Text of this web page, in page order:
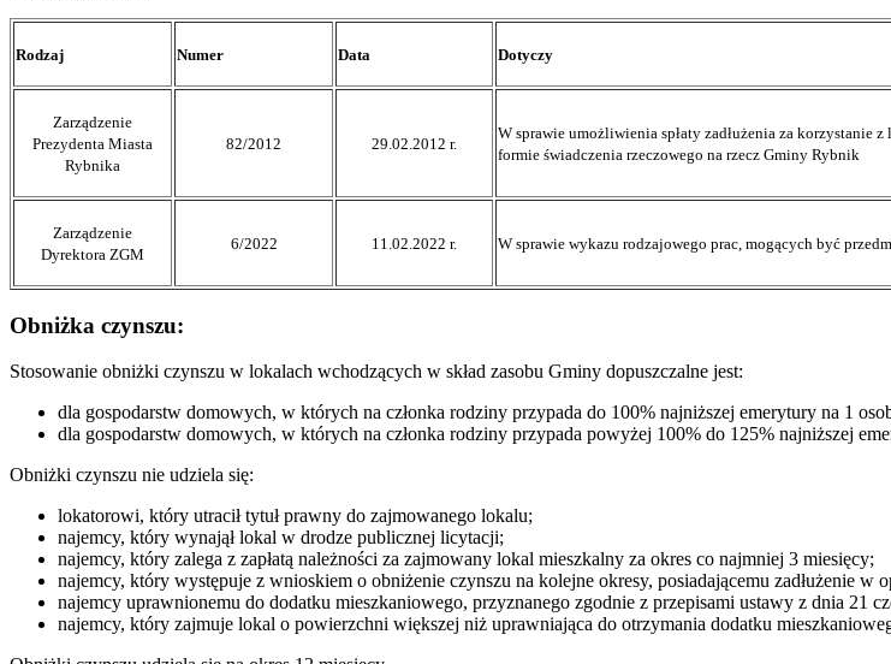
Rodzaj Numer Data Dotyczy
Zarządzenie
Prezydenta Miasta
Rybnika
82/2012 29.02.2012 r.
W sprawie umożliwienia spłaty zadłużenia za
formie świadczenia rzeczowego na rzecz Gminy Rybnik
Zarządzenie
Dyrektora ZGM
6/2022 11.02.2022 r. W sprawie wykazu rodzajowego prac, mogących być
Obniżka czynszu:
Stosowanie obniżki czynszu w lokalach wchodzących w skład zasobu Gminy dopuszczalne jest:
dla gospodarstw domowych, w których na członka rodziny przypada do 100% najniższej emerytury na 1
dla gospodarstw domowych, w których na członka rodziny przypada powyżej 100% do 125% najniższej
Obniżki czynszu nie udziela się:
lokatorowi, który utracił tytuł prawny do zajmowanego lokalu;
najemcy, który wynajął lokal w drodze publicznej licytacji;
najemcy, który zalega z zapłatą należności za zajmowany lokal mieszkalny za okres co najmniej 3 miesięcy;
najemcy, który występuje z wnioskiem o obniżenie czynszu na kolejne okresy, posiadającemu zadłużenie
najemcy uprawnionemu do dodatku mieszkaniowego, przyznanego zgodnie z przepisami ustawy z dnia 21
najemcy, który zajmuje lokal o powierzchni większej niż uprawniająca do otrzymania dodatku